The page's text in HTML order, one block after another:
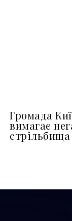
Громада
вимагає
стрільбища